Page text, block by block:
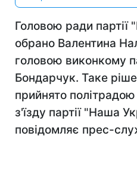
Головою ради партії
обрано Валентина
головою виконкому
Бондарчук. Таке
прийнято політрадою
з'їзду партії "Наша
повідомляє прес-